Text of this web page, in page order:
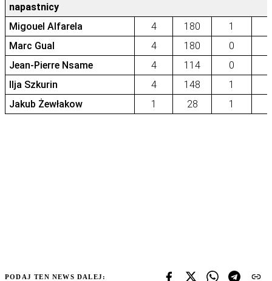
napastnicy
Migouel Alfarela
4 180 1
Marc Gual
4 180 0
Jean-Pierre Nsame
4 114 0
Ilja Szkurin
4 148 1
Jakub Żewłakow
1 28 1
PODAJ TEN NEWS DALEJ: